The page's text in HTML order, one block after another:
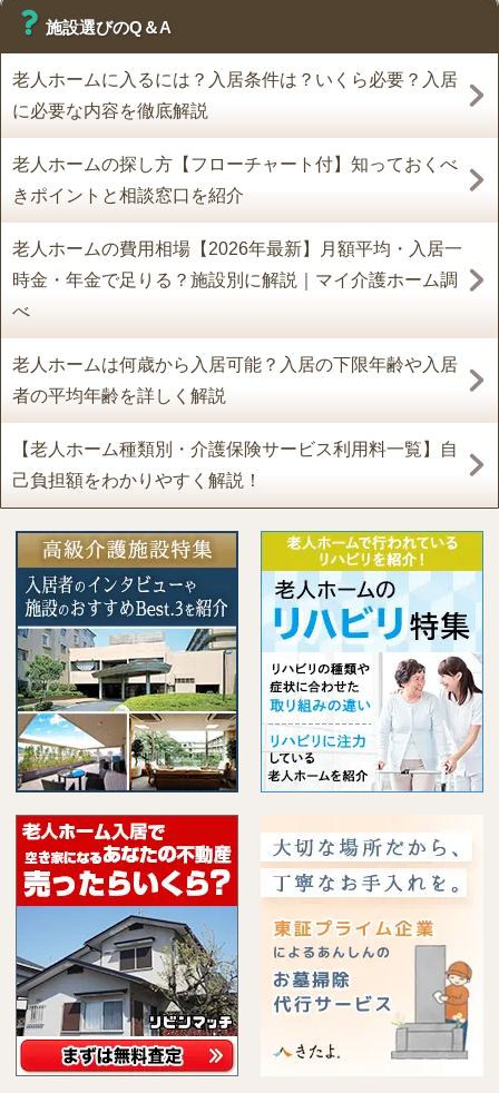
施設選びのQ＆A
老人ホームに入るには？入居条件は？いくら必要？入居
に必要な内容を徹底解説
老人ホームの探し方【フローチャート付】知っておくべ
きポイントと相談窓口を紹介
老人ホームの費用相場【2026年最新】月額平均・入居一
時金・年金で足りる？施設別に解説｜マイ介護ホーム調
べ
老人ホームは何歳から入居可能？入居の下限年齢や入居
者の平均年齢を詳しく解説
【老人ホーム種類別・介護保険サービス利用料一覧】自
己負担額をわかりやすく解説！